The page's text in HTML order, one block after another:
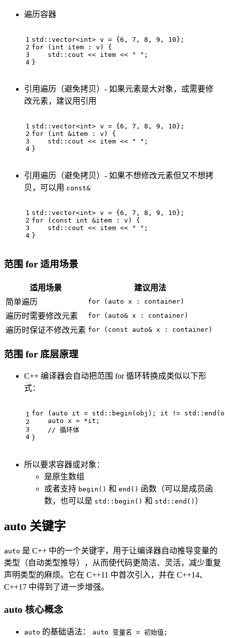
遍历容器
1
2
3
4
std::vector<int> v = {6 , 7 , 8 , 9 , 10};
for ( int item : v) {
    std::cout << item <<
" " ;
}
引用遍历（避免拷贝）- 如果元素是大对象，或需要修
改元素，建议用引用
1
2
3
4
std::vector<int> v = {6 , 7 , 8 , 9 , 10};
for ( int &item : v) {
    std::cout << item <<
" " ;
}
引用遍历（避免拷贝）- 如果不想修改元素但又不想拷
贝，可以用 const&
1
2
3
4
std::vector<int> v = {6 , 7 , 8 , 9 , 10};
for ( const int &item : v) {
    std::cout << item <<
" " ;
}
范围 for 适用场景
适用场景
建议用法
简单遍历
for (auto x : container)
遍历时需要修改元素 for (auto& x : container)
遍历时保证不修改元素 for (const auto& x : container)
范围 for 底层原理
C++ 编译器会自动把范围 for 循环转换成类似以下形
式：
1
2
3
4
for ( auto it = std:: begin (obj); it != std:: end
auto x = *it;
// 循环体
}
所以要求容器或对象：
是原生数组
或者支持 begin() 和 end() 函数（可以是成员函
数，也可以是 std::begin() 和 std::end() ）
auto 关键字
auto 是 C++ 中的一个关键字，用于让编译器自动推导变量的
类型（自动类型推导），从而使代码更简洁、灵活，减少重复
声明类型的麻烦。它在 C++11 中首次引入，并在 C++14、
C++17 中得到了进一步增强。
auto 核心概念
auto 的基础语法： auto 变量名 = 初始值;